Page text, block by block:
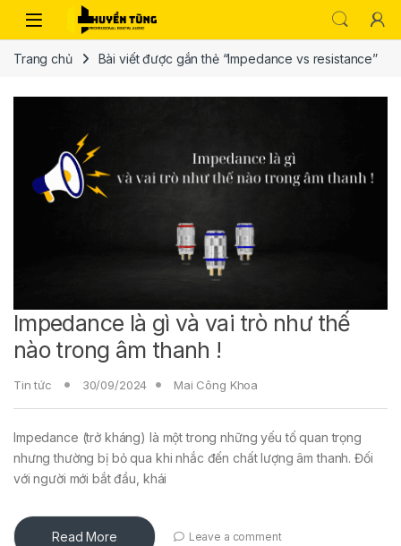
Trang chủ Bài viết được gắn thẻ “Impedance vs resistance”
Impedance là gì và vai trò như thế
nào trong âm thanh !
Tin tức 30/09/2024 Mai Công Khoa
Impedance (trở kháng) là một trong những yếu tố quan trọng
nhưng thường bị bỏ qua khi nhắc đến chất lượng âm thanh. Đối
với người mới bắt đầu, khái
Read More Leave a comment